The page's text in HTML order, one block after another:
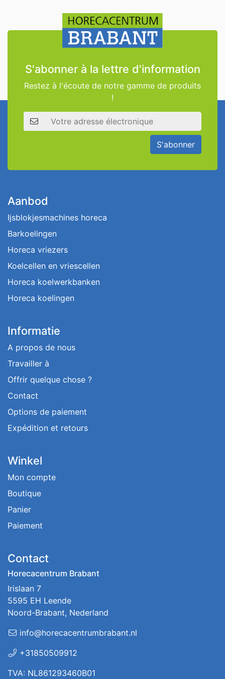
S'abonner à la lettre d'information
Restez à l'écoute de notre gamme de produits
!
Adresse électronique
S'abonner
Aanbod
Ijsblokjesmachines horeca
Barkoelingen
Horeca vriezers
Koelcellen en vriescellen
Horeca koelwerkbanken
Horeca koelingen
Informatie
A propos de nous
Travailler à
Offrir quelque chose ?
Contact
Options de paiement
Expédition et retours
Winkel
Mon compte
Boutique
Panier
Paiement
Contact
Horecacentrum Brabant
Irislaan 7
5595 EH Leende
Noord-Brabant, Nederland
info@horecacentrumbrabant.nl
+31850509912
TVA: NL861293460B01